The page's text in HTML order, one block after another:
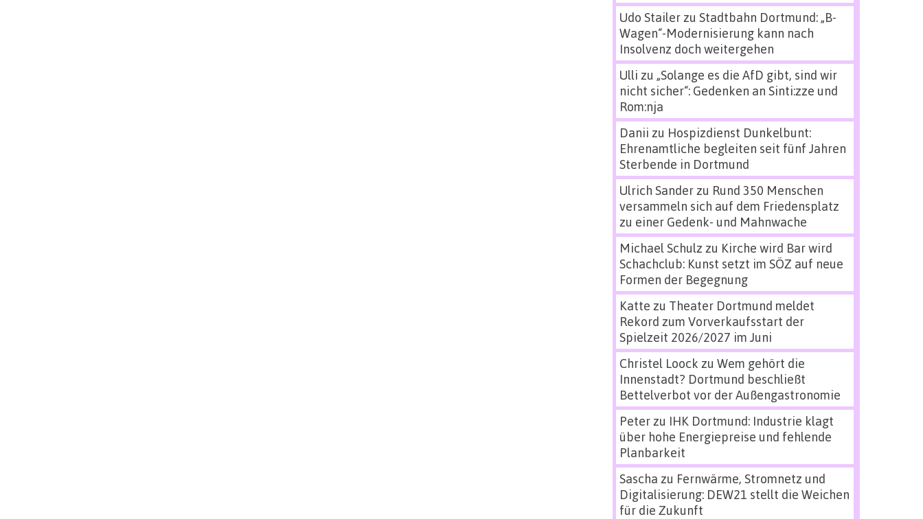
Udo Stailerzu Stadtbahn Dortmund: „B-
Wagen“-Modernisierung kann nach
Insolvenz doch weitergehen
Ulli zu „Solange es die AfD gibt, sind wir
nicht sicher“: Gedenken an Sinti:zze und
Rom:nja
Danii zu Hospizdienst Dunkelbunt:
Ehrenamtliche begleiten seit fünf Jahren
Sterbende in Dortmund
Ulrich Sanderzu Rund 350 Menschen
versammeln sich auf dem Friedensplatz
zu einer Gedenk- und Mahnwache
Michael Schulz zu Kirche wird Bar wird
Schachclub: Kunst setzt im SÖZ auf neue
Formen der Begegnung
Katte zu Theater Dortmund meldet
Rekord zum Vorverkaufsstart der
Spielzeit 2026/2027 im Juni
Christel Loock zu Wem gehört die
Innenstadt? Dortmund beschließt
Bettelverbot vor der Außengastronomie
Peterzu IHK Dortmund: Industrie klagt
über hohe Energiepreise und fehlende
Planbarkeit
Sascha zu Fernwärme, Stromnetz und
Digitalisierung: DEW21 stellt die Weichen
für die Zukunft